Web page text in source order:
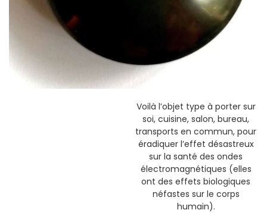
Voilà l’objet type à porter sur
soi, cuisine, salon, bureau,
transports en commun, pour
éradiquer l’effet désastreux
sur la santé des ondes
électromagnétiques (elles
ont des effets biologiques
néfastes sur le corps
humain).